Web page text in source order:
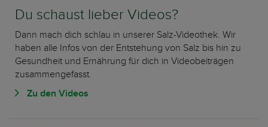
Du schaust lieber Videos?
Dann mach dich schlau in unserer Salz-Videothek. Wir
haben alle Infos von der Entstehung von Salz bis hin zu
Gesundheit und Ernährung für dich in Videobeiträgen
zusammengefasst.
Zu den Videos